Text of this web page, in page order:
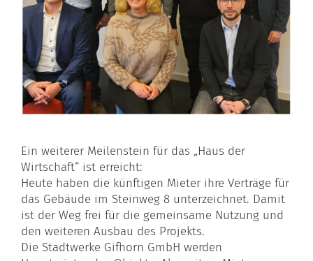
Ein weiterer Meilenstein für das „Haus der
Wirtschaft“ ist erreicht:
Heute haben die künftigen Mieter ihre Verträge für
das Gebäude im Steinweg 8 unterzeichnet. Damit
ist der Weg frei für die gemeinsame Nutzung und
den weiteren Ausbau des Projekts.
Die Stadtwerke Gifhorn GmbH werden